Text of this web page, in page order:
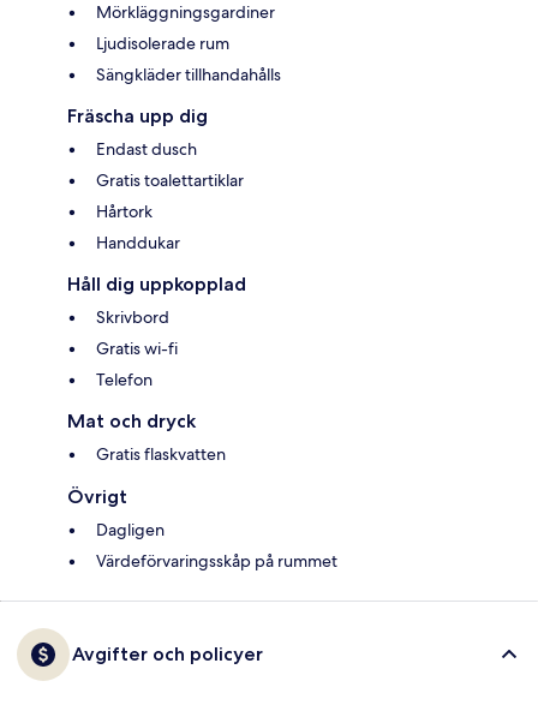
Mörkläggningsgardiner
Ljudisolerade rum
Sängkläder tillhandahålls
Fräscha upp dig
Endast dusch
Gratis toalettartiklar
Hårtork
Handdukar
Håll dig uppkopplad
Skrivbord
Gratis wi-fi
Telefon
Mat och dryck
Gratis flaskvatten
Övrigt
Dagligen
Värdeförvaringsskåp på rummet
Avgifter och policyer